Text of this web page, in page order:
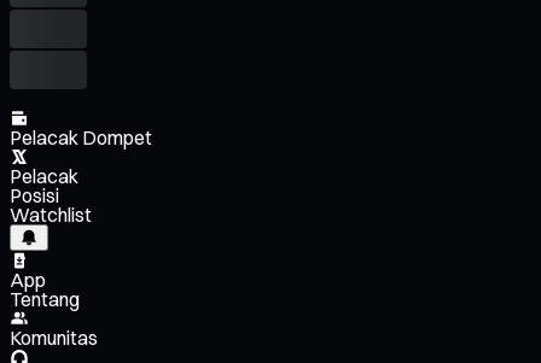
Pelacak Dompet
Pelacak
Posisi
Watchlist
App
Tentang
Komunitas